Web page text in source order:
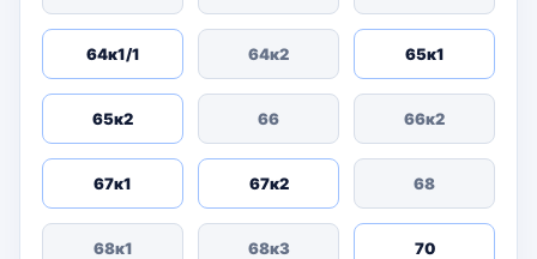
64к1/1 64к2 65к1
65к2 66 66к2
67к1 67к2 68
68к1 68к3 70